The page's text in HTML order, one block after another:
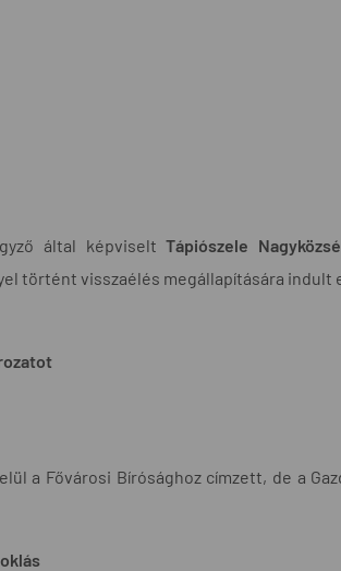
által képviseltTápiószele
történt visszaélés megállapítására indult
a Fővárosi Bírósághoz címzett, de a